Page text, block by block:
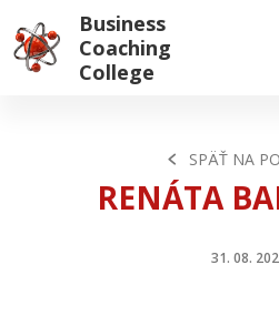
Business
Coaching
College
SPÄŤ NA
RENÁTA
31. 08.